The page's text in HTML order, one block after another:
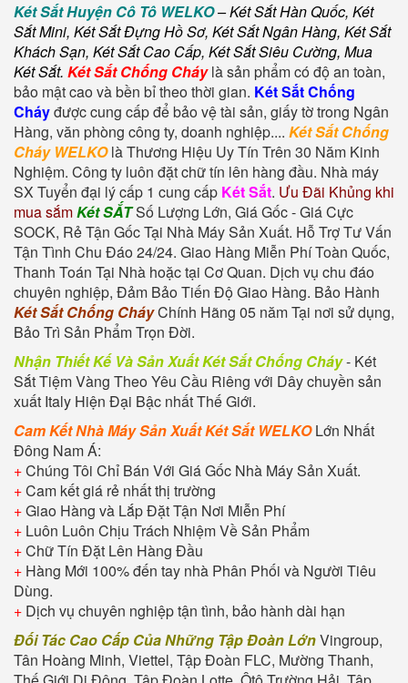
Két Sắt Huyện Cô Tô WELKO–Két Sắt Hàn Quốc, Két
Sắt Mini, Két Sắt Đựng Hồ Sơ, Két Sắt Ngân Hàng, Két Sắt
Khách Sạn, Két Sắt Cao Cấp, Két Sắt Siêu Cường, Mua
Két Sắt. Két Sắt Chống Cháylà sản phẩm có độ an toàn,
bảo mật cao và bền bỉ theo thời gian. Két Sắt Chống
Cháyđược cung cấp để bảo vệ tài sản, giấy tờ trong Ngân
Hàng, văn phòng công ty, doanh nghiệp.... Két Sắt Chống
Cháy WELKOlà Thương Hiệu Uy Tín Trên 30 Năm Kinh
Nghiệm. Công ty luôn đặt chữ tín lên hàng đầu. Nhà máy
SX Tuyển đại lý cấp 1 cung cấp Két Sắt. Ưu Đãi Khủng khi
mua sắmKét SẮTSố Lượng Lớn, Giá Gốc - Giá Cực
SOCK, Rẻ Tận Gốc Tại Nhà Máy Sản Xuất. Hỗ Trợ Tư Vấn
Tận Tình Chu Đáo 24/24. Giao Hàng Miễn Phí Toàn Quốc,
Thanh Toán Tại Nhà hoặc tại Cơ Quan. Dịch vụ chu đáo
chuyên nghiệp, Đảm Bảo Tiến Độ Giao Hàng. Bảo Hành
Két Sắt Chống CháyChính Hãng 05 năm Tại nơi sử dụng,
Bảo Trì Sản Phẩm Trọn Đời.
Nhận Thiết Kế Và Sản Xuất Két Sắt Chống Cháy- Két
Sắt Tiệm Vàng Theo Yêu Cầu Riêng với Dây chuyền sản
xuất Italy Hiện Đại Bậc nhất Thế Giới.
Cam Kết Nhà Máy Sản Xuất Két Sắt WELKOLớn Nhất
Đông Nam Á:
+Chúng Tôi Chỉ Bán Với Giá Gốc Nhà Máy Sản Xuất.
+Cam kết giá rẻ nhất thị trường
+Giao Hàng và Lắp Đặt Tận Nơi Miễn Phí
+ Luôn Luôn Chịu Trách Nhiệm Về Sản Phẩm
+Chữ Tín Đặt Lên Hàng Đầu
+ Hàng Mới 100% đến tay nhà Phân Phối và Người Tiêu
Dùng.
+ Dịch vụ chuyên nghiệp tận tình, bảo hành dài hạn
Đối Tác Cao Cấp Của Những Tập Đoàn LớnVingroup,
Tân Hoàng Minh, Viettel, Tập Đoàn FLC, Mường Thanh,